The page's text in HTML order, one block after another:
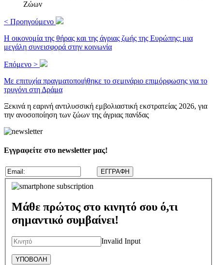
Ζώων
< Προηγούμενο
Η οικονομία της θήρας και της άγριας ζωής της Ευρώπης: μια
μεγάλη συνεισφορά στην κοινωνία
Επόμενο >
Με επιτυχία πραγματοποιήθηκε το σεμινάριο επιμόρφωσης για το
τρυγόνι στη Δράμα
Ξεκινά η εαρινή αντιλυσσική εμβολιαστική εκστρατείας 2026, για
την ανοσοποίηση των ζώων της άγριας πανίδας
Εγγραφείτε στο newsletter μας!
Μάθε πρώτος στο κινητό σου ό,τι
σημαντικό συμβαίνει!
Invalid Input